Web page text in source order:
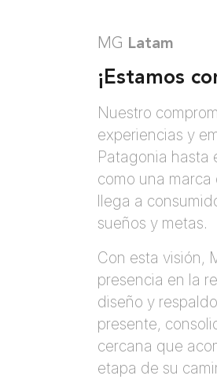
MG Latam
¡Estamos
Nuestro
experiencias y
Patagonia hasta
como una
llega a
sueños y metas.
Con esta visión,
presencia en la
diseño y
presente,
cercana que
etapa de su